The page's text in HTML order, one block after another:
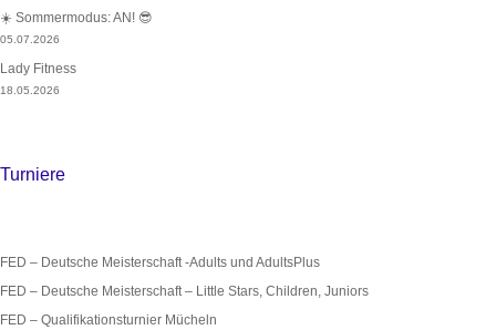
☀️ Sommermodus: AN! 😎
05.07.2026
Lady Fitness
18.05.2026
Turniere
FED – Deutsche Meisterschaft -Adults und AdultsPlus
FED – Deutsche Meisterschaft – Little Stars, Children, Juniors
FED – Qualifikationsturnier Mücheln